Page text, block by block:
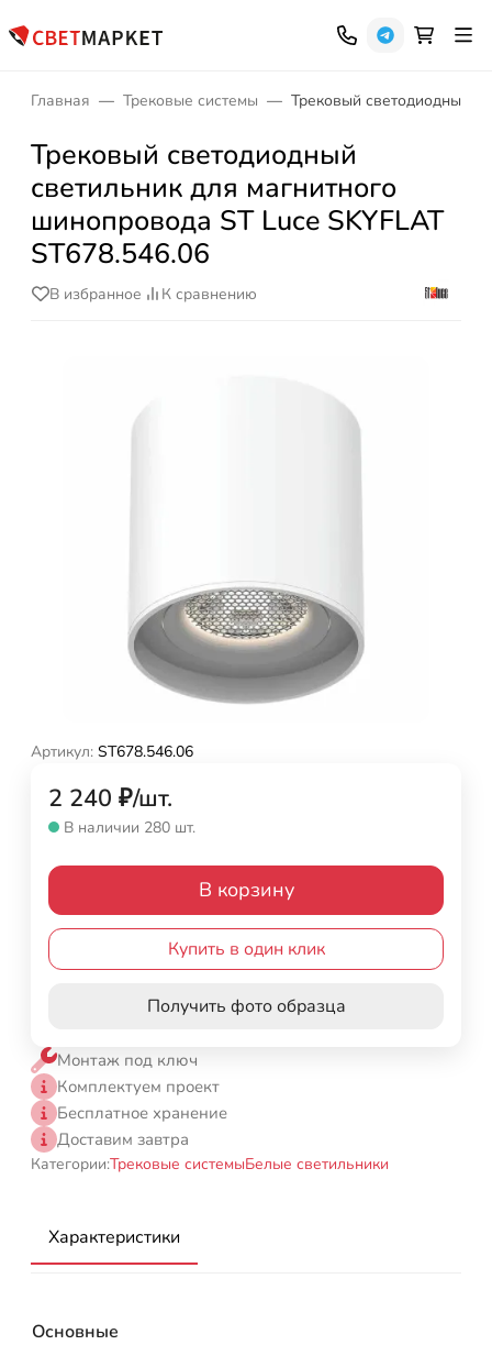
Главная Трековые системы Трековый светодиодный
Трековый светодиодный
светильник для магнитного
шинопровода ST Luce SKYFLAT
ST678.546.06
В избранное К сравнению
Артикул: ST678.546.06
2 240 ₽/шт.
В наличии 280 шт.
В корзину
Купить в один клик
Получить фото образца
Монтаж под ключ
Комплектуем проект
Бесплатное хранение
Доставим завтра
Категории:Трековые системыБелые светильники
Характеристики
Основные